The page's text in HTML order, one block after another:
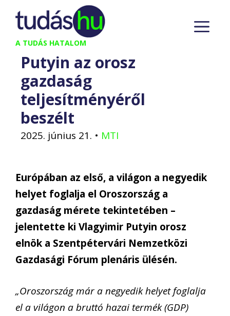
Kilépés
tartalomba
A TUDÁS HATALOM
Putyin az orosz
gazdaság
teljesítményéről
beszélt
2025. június 21. • MTI
Európában az első, a világon a negyedik
helyet foglalja el Oroszország a
gazdaság mérete tekintetében –
jelentette ki Vlagyimir Putyin orosz
elnök a Szentpétervári Nemzetközi
Gazdasági Fórum plenáris ülésén.
„Oroszország már a negyedik helyet foglalja
el a világon a bruttó hazai termék (GDP)